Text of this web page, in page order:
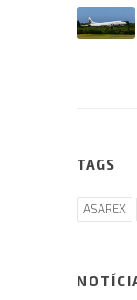
TAGS
ASAREX